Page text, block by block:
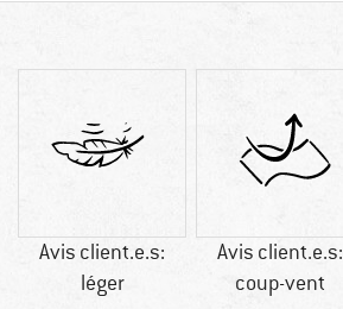
Avis client.e.s:
léger
Avis client.e.s:
coup-vent